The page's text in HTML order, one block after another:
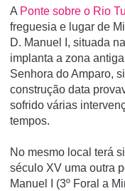
A Ponte sobre o Rio
freguesia e lugar de
D. Manuel I, situada
implanta a zona
Senhora do Amparo,
construção data
sofrido várias
tempos.
No mesmo local terá
século XV uma outra
Manuel I (3º Foral a